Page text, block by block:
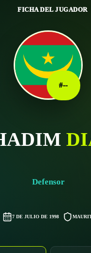
FICHA DEL JUGADOR
#--
Defensor
7 DE JULIO DE 1998